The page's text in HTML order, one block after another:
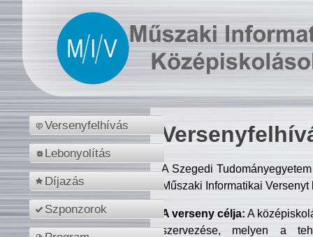
Versenyfelhívás
Lebonyolítás
Díjazás
Szponzorok
A Szegedi
Műszaki Informatikai
A verseny célja: A
szervezése, melyen a